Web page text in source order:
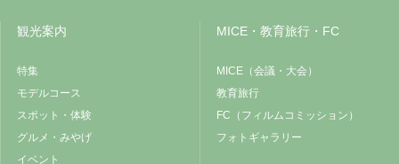
観光案内
特集
モデルコース
スポット・体験
グルメ・みやげ
イベント
MICE・教育旅行・FC
MICE（会議・大会）
教育旅行
FC（フィルムコミッション）
フォトギャラリー